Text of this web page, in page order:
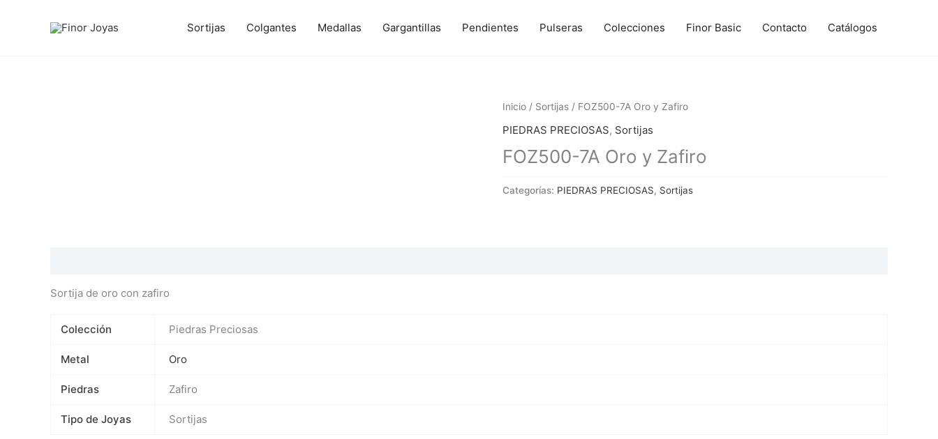
Sortijas Colgantes Medallas Gargantillas Pendientes Pulseras Colecciones Finor Basic Contacto Catálogos
Inicio / Sortijas / FOZ500-7A Oro y Zafiro
PIEDRAS PRECIOSAS, Sortijas
FOZ500-7A Oro y Zafiro
Categorías: PIEDRAS PRECIOSAS, Sortijas
Sortija de oro con zafiro
Colección Piedras Preciosas
Metal Oro
Piedras Zafiro
Tipo de Joyas Sortijas